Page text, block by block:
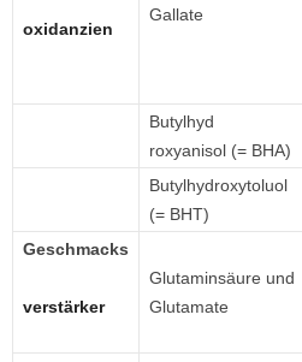
oxidanzien
Gallate
Butylhyd
roxyanisol (= BHA)
Butylhydroxytoluol
(= BHT)
Geschmacks­
verstärker
Glutaminsäure und
Glutamate